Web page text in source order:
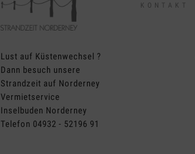
Lust auf Küstenwechsel ?
Dann besuch unsere
Strandzeit auf Norderney
Vermietservice
Inselbuden Norderney
Telefon 04932 - 52196 91
KONTAKT